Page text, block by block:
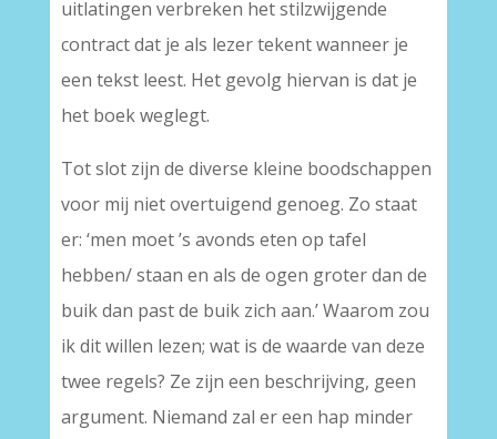
uitlatingen verbreken het stilzwijgende
contract dat je als lezer tekent wanneer je
een tekst leest. Het gevolg hiervan is dat je
het boek weglegt.
Tot slot zijn de diverse kleine boodschappen
voor mij niet overtuigend genoeg. Zo staat
er: ‘men moet ’s avonds eten op tafel
hebben/ staan en als de ogen groter dan de
buik dan past de buik zich aan.’ Waarom zou
ik dit willen lezen; wat is de waarde van deze
twee regels? Ze zijn een beschrijving, geen
argument. Niemand zal er een hap minder